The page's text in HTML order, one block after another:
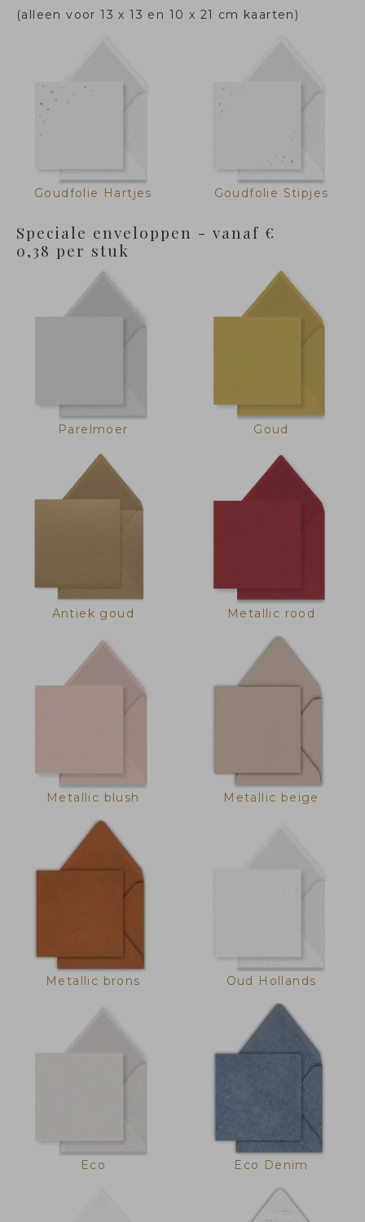
(alleen voor 13 x 13 en 10 x 21 cm kaarten)
Goudfolie Hartjes Goudfolie Stipjes
Speciale enveloppen - vanaf €
0,38 per stuk
Parelmoer Goud
Antiek goud Metallic rood
Metallic blush Metallic beige
Metallic brons Oud Hollands
Eco Eco Denim